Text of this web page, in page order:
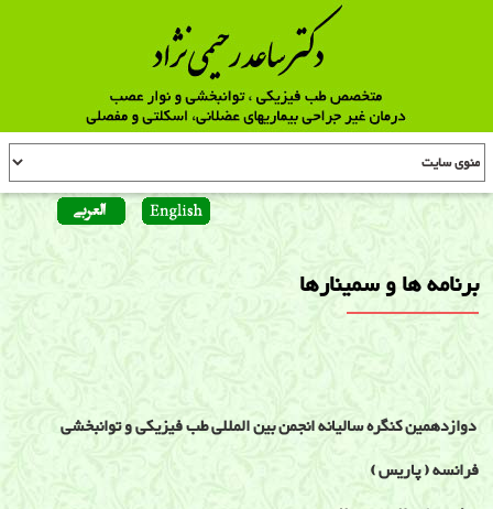
برنامه ها و سمینارها
دوازدهمین کنگره سالیانه انجمن بین المللی طب فیزیکی و توانبخشی
فرانسه ( پاریس )